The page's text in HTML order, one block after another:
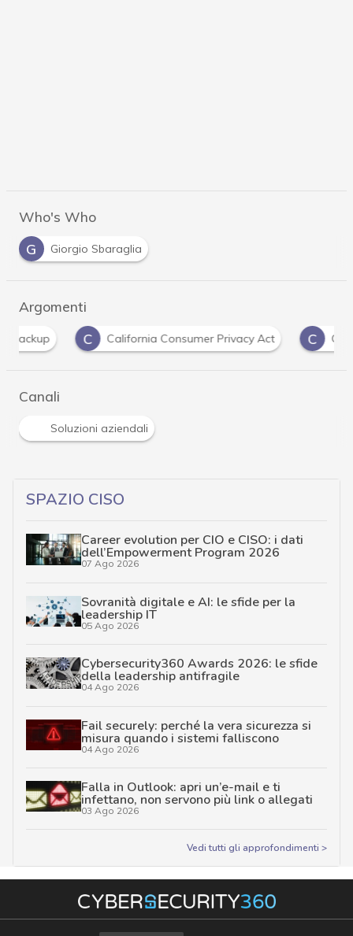
Who's Who
G
Giorgio Sbaraglia
Argomenti
C
California Consumer Privacy Act C Cloud
Canali
Soluzioni aziendali
SPAZIO CISO
Career evolution per CIO e CISO: i dati
dell’Empowerment Program 2026
07 Ago 2026
Sovranità digitale e AI: le sfide per la
leadership IT
05 Ago 2026
Cybersecurity360 Awards 2026: le sfide
della leadership antifragile
04 Ago 2026
Fail securely: perché la vera sicurezza si
misura quando i sistemi falliscono
04 Ago 2026
Falla in Outlook: apri un’e-mail e ti
infettano, non servono più link o allegati
03 Ago 2026
Vedi tutti gli approfondimenti >